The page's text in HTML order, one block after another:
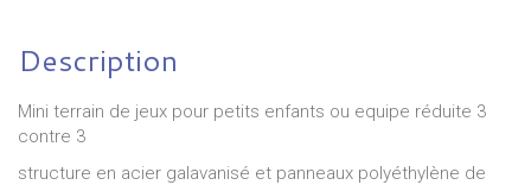
Description
Mini terrain de jeux pour petits enfants ou equipe réduite 3
contre 3
structure en acier galavanisé et panneaux polyéthylène de